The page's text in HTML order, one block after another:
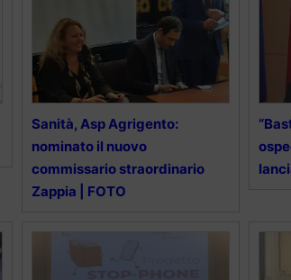
Sanità, Asp Agrigento:
nominato il nuovo
commissario straordinario
Zappia | FOTO